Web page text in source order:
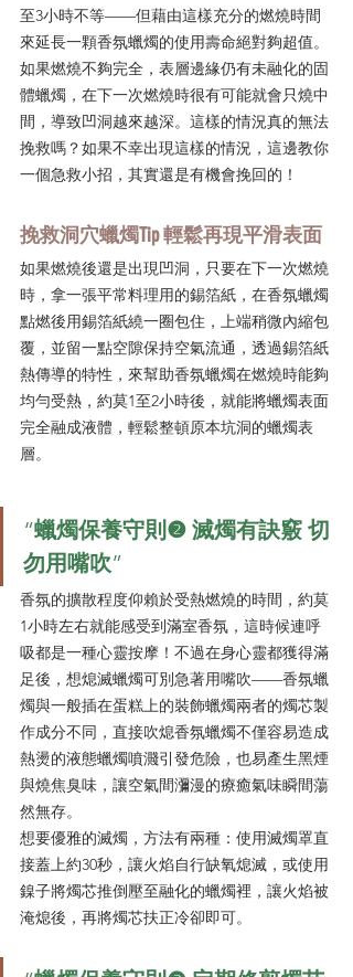
至3小時不等——但藉由這樣充分的燃燒時間
來延長一顆香氛蠟燭的使用壽命絕對夠超值。
如果燃燒不夠完全，表層邊緣仍有未融化的固
體蠟燭，在下一次燃燒時很有可能就會只燒中
間，導致凹洞越來越深。這樣的情況真的無法
挽救嗎？如果不幸出現這樣的情況，這邊教你
一個急救小招，其實還是有機會挽回的！
挽救洞穴蠟燭Tip 輕鬆再現平滑表面
如果燃燒後還是出現凹洞，只要在下一次燃燒
時，拿一張平常料理用的錫箔紙，在香氛蠟燭
點燃後用錫箔紙繞一圈包住，上端稍微內縮包
覆，並留一點空隙保持空氣流通，透過錫箔紙
熱傳導的特性，來幫助香氛蠟燭在燃燒時能夠
均勻受熱，約莫1至2小時後，就能將蠟燭表面
完全融成液體，輕鬆整頓原本坑洞的蠟燭表
層。
“蠟燭保養守則❷ 滅燭有訣竅 切
勿用嘴吹”
香氛的擴散程度仰賴於受熱燃燒的時間，約莫
1小時左右就能感受到滿室香氛，這時候連呼
吸都是一種心靈按摩！不過在身心靈都獲得滿
足後，想熄滅蠟燭可別急著用嘴吹——香氛蠟
燭與一般插在蛋糕上的裝飾蠟燭兩者的燭芯製
作成分不同，直接吹熄香氛蠟燭不僅容易造成
熱燙的液態蠟燭噴濺引發危險，也易產生黑煙
與燒焦臭味，讓空氣間瀰漫的療癒氣味瞬間蕩
然無存。
想要優雅的滅燭，方法有兩種：使用滅燭罩直
接蓋上約30秒，讓火焰自行缺氧熄滅，或使用
鎳子將燭芯推倒壓至融化的蠟燭裡，讓火焰被
淹熄後，再將燭芯扶正冷卻即可。